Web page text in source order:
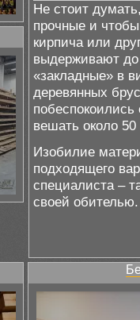
Не стоит
прочные и
кирпича или
выдерживают до
«закладные» в
деревянных
побеспокоились
вешать около
Изобилие
подходящего
специалиста –
своей обителью.